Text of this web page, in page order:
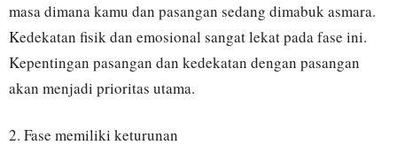
masa dimana kamu dan pasangan sedang dimabuk asmara.
Kedekatan fisik dan emosional sangat lekat pada fase ini.
Kepentingan pasangan dan kedekatan dengan pasangan
akan menjadi prioritas utama.
2. Fase memiliki keturunan